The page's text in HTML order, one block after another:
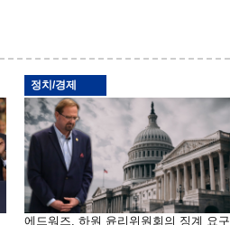
정치/경제
에드워즈, 하원 윤리위원회의 징계 요구